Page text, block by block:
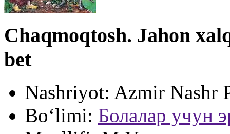
Chaqmoqtosh. Jahon
bet
Nashriyot: Azmir Nashr
Bo‘limi: Болалар учун